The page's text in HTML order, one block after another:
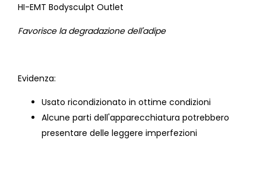
HI-EMT Bodysculpt Outlet
Favorisce la degradazione dell'adipe
Evidenza:
Usato ricondizionato in ottime condizioni
Alcune parti dell'apparecchiatura potrebbero
presentare delle leggere imperfezioni